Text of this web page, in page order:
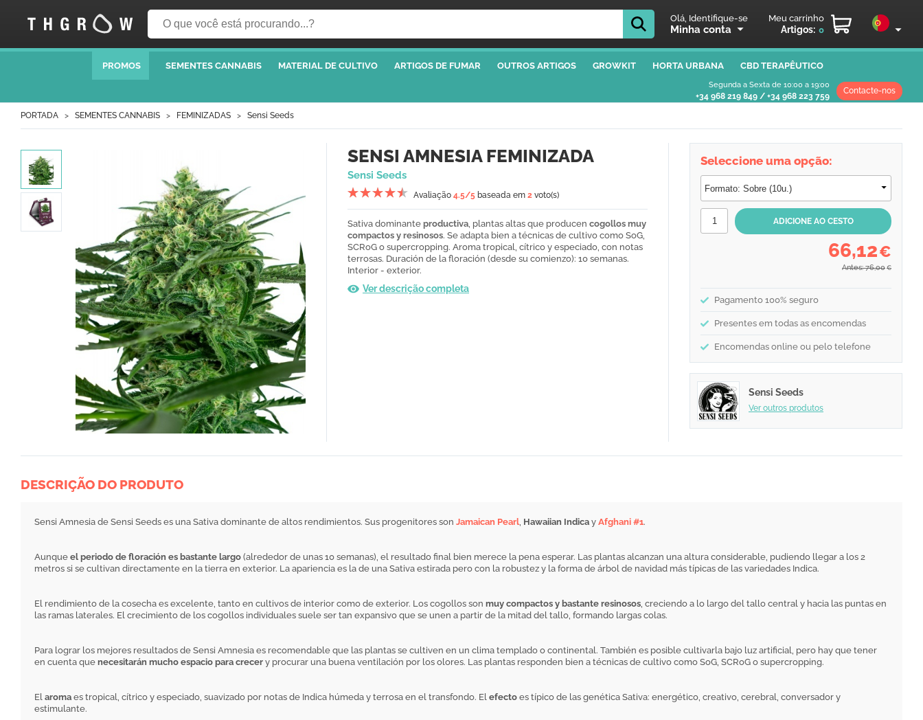
Olá, Identifique-se
Minha conta
Meu carrinho
Artigos: 0
PROMOS SEMENTES CANNABIS MATERIAL DE CULTIVO ARTIGOS DE FUMAR OUTROS ARTIGOS GROWKIT HORTA URBANA CBD TERAPÊUTICO
Segunda a Sexta de 10:00 a 19:00
+34 968 219 849 / +34 968 223 759
Contacte-nos
PORTADA SEMENTES CANNABIS FEMINIZADAS Sensi Seeds
SENSI AMNESIA FEMINIZADA
Sensi Seeds
Avaliação 4.5/5 baseada em 2 voto(s)
Sativa dominante productiva, plantas altas que producen cogollos muy
compactos y resinosos. Se adapta bien a técnicas de cultivo como SoG,
SCRoG o supercropping. Aroma tropical, cítrico y especiado, con notas
terrosas. Duración de la floración (desde su comienzo): 10 semanas.
Interior - exterior.
Ver descrição completa
Seleccione uma opção:
66,12€
Antes: 76,00 €
Pagamento 100% seguro
Presentes em todas as encomendas
Encomendas online ou pelo telefone
Sensi Seeds
Ver outros produtos
DESCRIÇÃO DO PRODUTO
Sensi Amnesia de Sensi Seeds es una Sativa dominante de altos rendimientos. Sus progenitores son Jamaican Pearl, Hawaiian Indica y Afghani #1.
Aunque el periodo de floración es bastante largo (alrededor de unas 10 semanas), el resultado final bien merece la pena esperar. Las plantas alcanzan una altura considerable, pudiendo llegar a los 2
metros si se cultivan directamente en la tierra en exterior. La apariencia es la de una Sativa estirada pero con la robustez y la forma de árbol de navidad más típicas de las variedades Indica.
El rendimiento de la cosecha es excelente, tanto en cultivos de interior como de exterior. Los cogollos son muy compactos y bastante resinosos, creciendo a lo largo del tallo central y hacia las puntas en
las ramas laterales. El crecimiento de los cogollos individuales suele ser tan expansivo que se unen a partir de la mitad del tallo, formando largas colas.
Para lograr los mejores resultados de Sensi Amnesia es recomendable que las plantas se cultiven en un clima templado o continental. También es posible cultivarla bajo luz artificial, pero hay que tener
en cuenta que necesitarán mucho espacio para crecer y procurar una buena ventilación por los olores. Las plantas responden bien a técnicas de cultivo como SoG, SCRoG o supercropping.
El aroma es tropical, cítrico y especiado, suavizado por notas de Indica húmeda y terrosa en el transfondo. El efecto es típico de las genética Sativa: energético, creativo, cerebral, conversador y
estimulante.